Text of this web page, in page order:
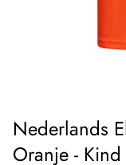
Nederlands
Oranje -